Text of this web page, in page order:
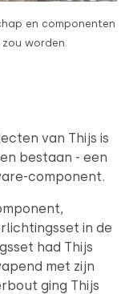
en componenten
worden.
van Thijs is
bestaan - een
component.
in de
had Thijs
met zijn
ging Thijs